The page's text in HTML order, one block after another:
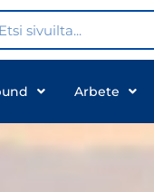
Arbete